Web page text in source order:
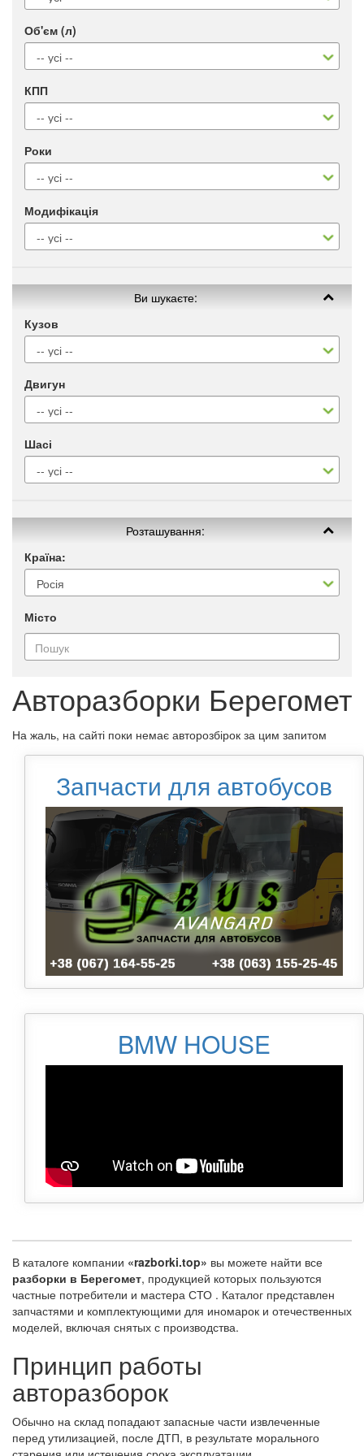
Об'єм (л)
КПП
Роки
Модифікація
Ви шукаєте:
Кузов
Двигун
Шасі
Розташування:
Країна:
Місто
Авторазборки Берегомет
На жаль, на сайті поки немає авторозбірок за цим запитом
Запчасти для автобусов
BMW HOUSE
В каталоге компании «razborki.top» вы можете найти все
разборки в Берегомет, продукцией которых пользуются
частные потребители и мастера СТО . Каталог представлен
запчастями и комплектующими для иномарок и отечественных
моделей, включая снятых с производства.
Принцип работы
авторазборок
Обычно на склад попадают запасные части извлеченные
перед утилизацией, после ДТП, в результате морального